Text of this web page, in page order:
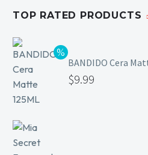
TOP RATED PRODUCTS
BANDIDO Cera
$9.99